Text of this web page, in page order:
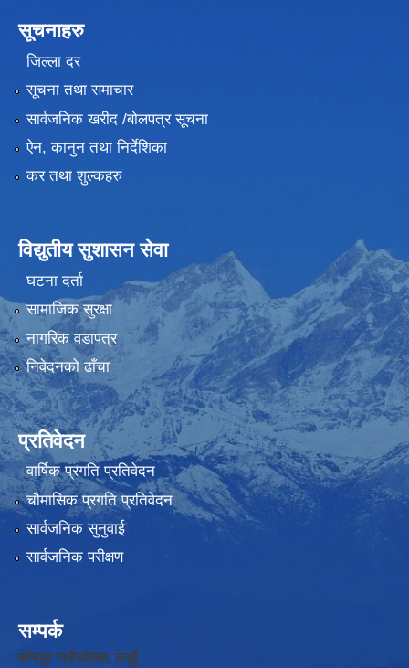
सूचनाहरु
जिल्ला दर
सूचना तथा समाचार
सार्वजनिक खरीद /बोलपत्र सूचना
ऐन, कानुन तथा निर्देशिका
कर तथा शुल्कहरु
विद्युतीय सुशासन सेवा
घटना दर्ता
सामाजिक सुरक्षा
नागरिक वडापत्र
निवेदनको ढाँचा
प्रतिवेदन
वार्षिक प्रगति प्रतिवेदन
चौमासिक प्रगति प्रतिवेदन
सार्वजनिक सुनुवाई
सार्वजनिक परीक्षण
सम्पर्क
बन्दिपुर गाउँपालिका, तनहुँ